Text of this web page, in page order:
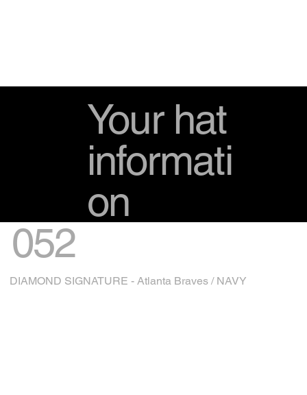
Your hat
informati
on
052
DIAMOND SIGNATURE - Atlanta Braves / NAVY